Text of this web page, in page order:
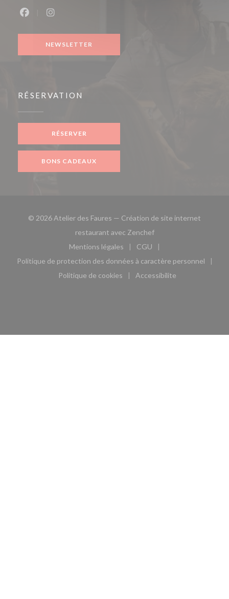
NEWSLETTER
RÉSERVATION
RÉSERVER
BONS CADEAUX
© 2026 Atelier des Faures — Création de site internet
restaurant avec Zenchef((ouvre une nouvelle
Mentions légales
((ouvre une nouvelle fenêtre))
CGU
((ouvre une nouvelle
Politique de protection des données à caractère personnel
((ouvre une nouvelle fenêtre))
Politique de cookies
((ouvre une nouvelle fenêtre))
Accessibilite